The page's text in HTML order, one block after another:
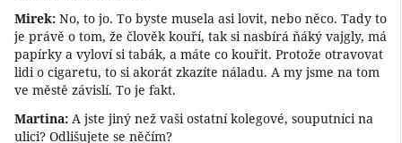
Mirek: No, to jo. To byste musela asi lovit, nebo něco. Tady to
je právě o tom, že člověk kouří, tak si nasbírá ňáký vajgly, má
papírky a vyloví si tabák, a máte co kouřit. Protože otravovat
lidi o cigaretu, to si akorát zkazíte náladu. A my jsme na tom
ve městě závislí. To je fakt.
Martina: A jste jiný než vaši ostatní kolegové, souputníci na
ulici? Odlišujete se něčím?